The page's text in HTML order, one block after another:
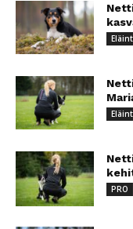
PRO